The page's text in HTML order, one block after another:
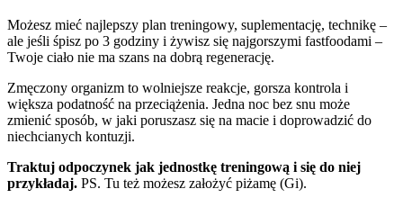
Możesz mieć najlepszy plan treningowy, suplementację, technikę –
ale jeśli śpisz po 3 godziny i żywisz się najgorszymi fastfoodami –
Twoje ciało nie ma szans na dobrą regenerację.
Zmęczony organizm to wolniejsze reakcje, gorsza kontrola i
większa podatność na przeciążenia. Jedna noc bez snu może
zmienić sposób, w jaki poruszasz się na macie i doprowadzić do
niechcianych kontuzji.
Traktuj odpoczynek jak jednostkę treningową i się do niej
przykładaj. PS. Tu też możesz założyć piżamę (Gi).